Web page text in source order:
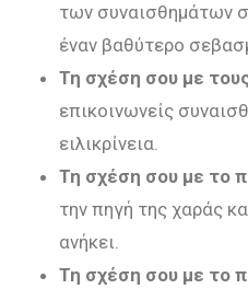
των συναισθημάτων
έναν βαθύτερο
Τη σχέση σου με
επικοινωνείς
ειλικρίνεια.
Τη σχέση σου με το
την πηγή της χαράς
ανήκει.
Τη σχέση σου με το